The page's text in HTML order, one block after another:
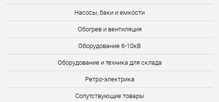
Насосы, баки и емкости
Обогрев и вентиляция
Оборудование 6-10кВ
Оборудование и техника для склада
Ретро-электрика
Сопутствующие товары